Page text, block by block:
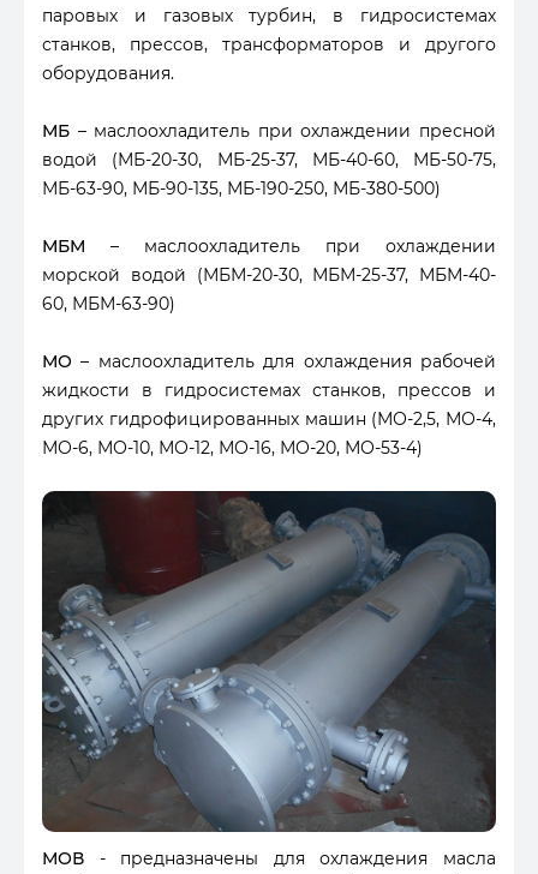
паровых и газовых турбин, в гидросистемах
станков, прессов, трансформаторов и другого
оборудования.
МБ – маслоохладитель при охлаждении пресной
водой (МБ-20-30, МБ-25-37, МБ-40-60, МБ-50-75,
МБ-63-90, МБ-90-135, МБ-190-250, МБ-380-500)
МБМ – маслоохладитель при охлаждении
морской водой (МБМ-20-30, МБМ-25-37, МБМ-40-
60, МБМ-63-90)
МО – маслоохладитель для охлаждения рабочей
жидкости в гидросистемах станков, прессов и
других гидрофицированных машин (МО-2,5, МО-4,
МО-6, МО-10, МО-12, МО-16, МО-20, МО-53-4)
МОВ - предназначены для охлаждения масла